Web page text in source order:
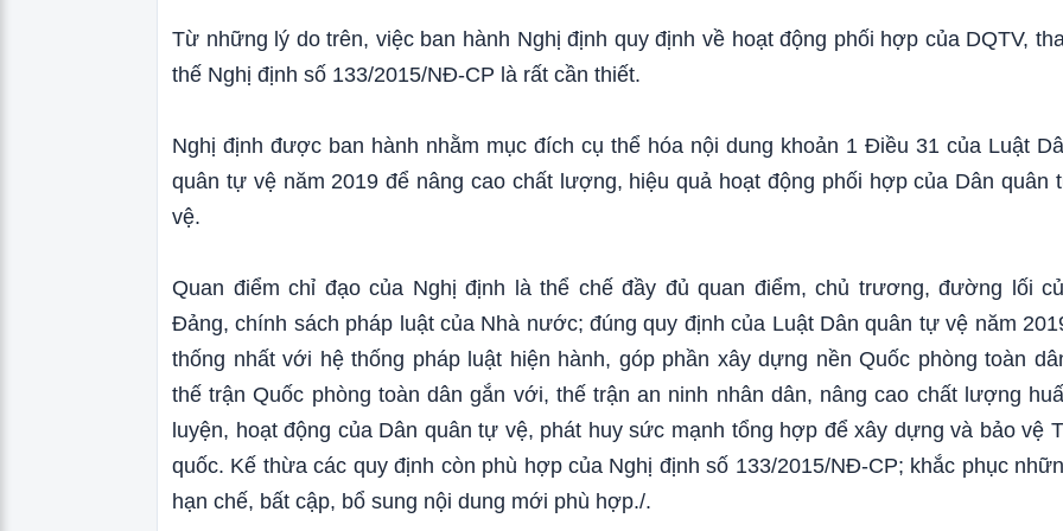
Từ những lý do trên, việc ban hành Nghị định quy định về hoạt động phối hợp của DQTV,
thế Nghị định số 133/2015/NĐ-CP là rất cần thiết.
Nghị định được ban hành nhằm mục đích cụ thể hóa nội dung khoản 1 Điều 31 của Luật
quân tự vệ năm 2019 để nâng cao chất lượng, hiệu quả hoạt động phối hợp của Dân quân
vệ.
Quan điểm chỉ đạo của Nghị định là thể chế đầy đủ quan điểm, chủ trương, đường lối
Đảng, chính sách pháp luật của Nhà nước; đúng quy định của Luật Dân quân tự vệ năm
thống nhất với hệ thống pháp luật hiện hành, góp phần xây dựng nền Quốc phòng toàn
thế trận Quốc phòng toàn dân gắn với, thế trận an ninh nhân dân, nâng cao chất lượng
luyện, hoạt động của Dân quân tự vệ, phát huy sức mạnh tổng hợp để xây dựng và bảo vệ
quốc. Kế thừa các quy định còn phù hợp của Nghị định số 133/2015/NĐ-CP; khắc phục
hạn chế, bất cập, bổ sung nội dung mới phù hợp./.